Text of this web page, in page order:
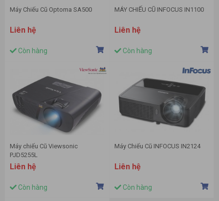
Máy Chiếu Cũ Optoma SA500
Liên hệ
Còn hàng
MÁY CHIẾU CŨ INFOCUS IN1100
Liên hệ
Còn hàng
Máy chiếu Cũ Viewsonic
PJD5255L
Liên hệ
Còn hàng
Máy Chiếu Cũ INFOCUS IN2124
Liên hệ
Còn hàng